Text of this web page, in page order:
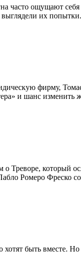
часто ощущают
их
фирму,
и шанс изменить
который
Ромеро Фреско
быть вместе.